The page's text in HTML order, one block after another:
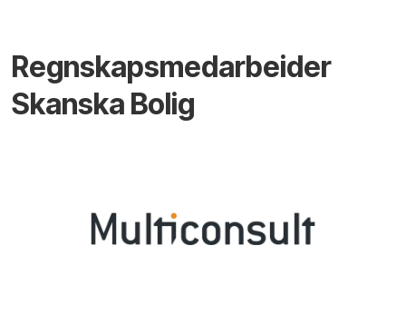
Regnskapsmedarbeider
Skanska Bolig